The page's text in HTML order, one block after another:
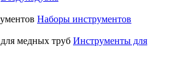
Наборы инструментов
Инструменты для